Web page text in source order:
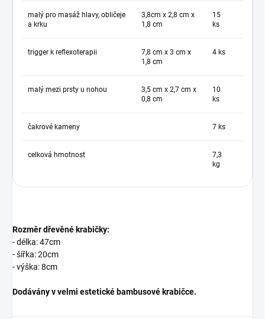
malý pro masáž hlavy, obličeje
a krku
3,8cm x 2,8 cm x
1,8 cm
15
ks
trigger k reflexoterapii
7,8 cm x 3 cm x
1,8 cm
4 ks
malý mezi prsty u nohou
3,5 cm x 2,7 cm x
0,8 cm
10
ks
čakrové kameny 7 ks
celková hmotnost
7,3
kg
Rozměr dřevěné krabičky:
- délka: 47cm
- šířka: 20cm
- výška: 8cm
Dodávány v velmi estetické bambusové krabičce.